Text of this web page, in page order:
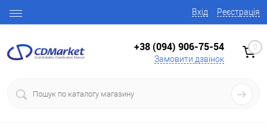
Вхід Реєстрація
+38 (094) 906-75-54
Замовити дзвінок
0